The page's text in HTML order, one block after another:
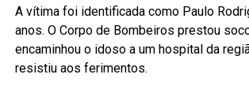
A vítima foi identificada como Paulo
anos. O Corpo de Bombeiros prestou
encaminhou o idoso a um hospital da
resistiu aos ferimentos.